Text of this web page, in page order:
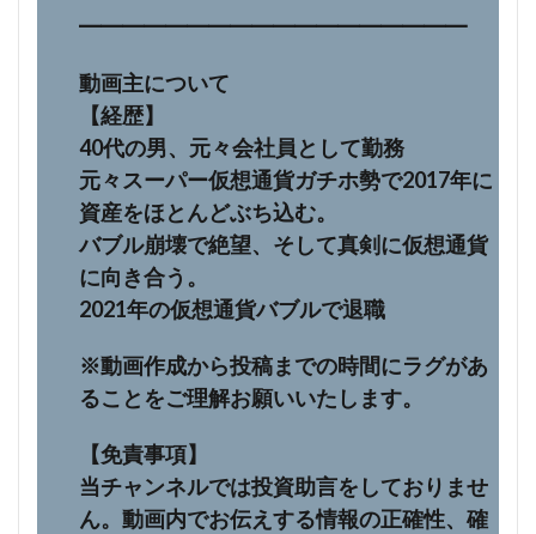
━━━━━━━━━━━━━━━━━━
動画主について
【経歴】
40代の男、元々会社員として勤務
元々スーパー仮想通貨ガチホ勢で2017年に
資産をほとんどぶち込む。
バブル崩壊で絶望、そして真剣に仮想通貨
に向き合う。
2021年の仮想通貨バブルで退職
※動画作成から投稿までの時間にラグがあ
ることをご理解お願いいたします。
【免責事項】
当チャンネルでは投資助言をしておりませ
ん。動画内でお伝えする情報の正確性、確